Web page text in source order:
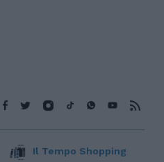
Il Tempo Shopping